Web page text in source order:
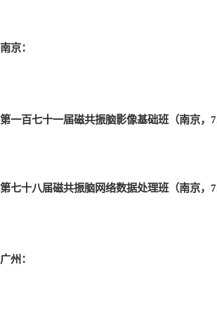
南京：
第一百七十一届磁共振脑影像基础班（南京，
第七十八届磁共振脑网络数据处理班（南京，
广州：